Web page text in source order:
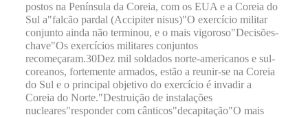
postos na Península da Coreia, com os EUA e a Coreia do
Sul a"falcão pardal (Accipiter nisus)"O exercício militar
conjunto ainda não terminou, e o mais vigoroso"Decisões-
chave"Os exercícios militares conjuntos
recomeçaram.30Dez mil soldados norte-americanos e sul-
coreanos, fortemente armados, estão a reunir-se na Coreia
do Sul e o principal objetivo do exercício é invadir a
Coreia do Norte."Destruição de instalações
nucleares"responder com cânticos"decapitação"O mais